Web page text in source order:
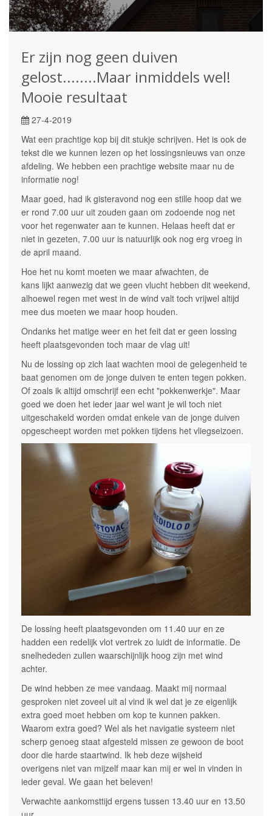
Er zijn nog geen duiven
gelost........Maar inmiddels wel!
Mooie resultaat
27-4-2019
Wat een prachtige kop bij dit stukje schrijven. Het is ook de
tekst die we kunnen lezen op het lossingsnieuws van onze
afdeling. We hebben een prachtige website maar nu de
informatie nog!
Maar goed, had ik gisteravond nog een stille hoop dat we
er rond 7.00 uur uit zouden gaan om zodoende nog net
voor het regenwater aan te kunnen. Helaas heeft dat er
niet in gezeten, 7.00 uur is natuurlijk ook nog erg vroeg in
de april maand.
Hoe het nu komt moeten we maar afwachten, de
kans lijkt aanwezig dat we geen vlucht hebben dit weekend,
alhoewel regen met west in de wind valt toch vrijwel altijd
mee dus moeten we maar hoop houden.
Ondanks het matige weer en het feit dat er geen lossing
heeft plaatsgevonden toch maar de vlag uit!
Nu de lossing op zich laat wachten mooi de gelegenheid te
baat genomen om de jonge duiven te enten tegen pokken.
Of zoals ik altijd omschrijf een echt "pokkenwerkje". Maar
goed we doen het ieder jaar wel want je wil toch niet
uitgeschakeld worden omdat enkele van de jonge duiven
opgescheept worden met pokken tijdens het vliegseizoen.
De lossing heeft plaatsgevonden om 11.40 uur en ze
hadden een redelijk vlot vertrek zo luidt de informatie. De
snelhededen zullen waarschijnlijk hoog zijn met wind
achter.
De wind hebben ze mee vandaag. Maakt mij normaal
gesproken niet zoveel uit al vind ik wel dat je ze eigenlijk
extra goed moet hebben om kop te kunnen pakken.
Waarom extra goed? Wel als het navigatie systeem niet
scherp genoeg staat afgesteld missen ze gewoon de boot
door die harde staartwind. Ik heb deze wijsheid
overigens niet van mijzelf maar kan mij er wel in vinden in
ieder geval. We gaan het beleven!
Verwachte aankomsttijd ergens tussen 13.40 uur en 13.50